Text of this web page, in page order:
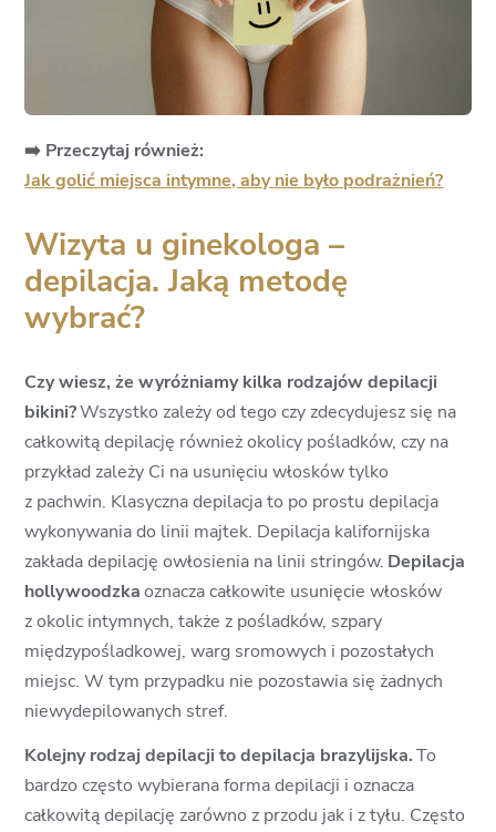
➡️ Przeczytaj również:
Jak golić miejsca intymne, aby nie było podrażnień?
Wizyta u ginekologa –
depilacja. Jaką metodę
wybrać?
Czy wiesz, że wyróżniamy kilka rodzajów depilacji
bikini?Wszystko zależy od tego czy zdecydujesz się na
całkowitą depilację również okolicy pośladków, czy na
przykład zależy Ci na usunięciu włosków tylko
z pachwin. Klasyczna depilacja to po prostu depilacja
wykonywania do linii majtek. Depilacja kalifornijska
zakłada depilację owłosienia na linii stringów. Depilacja
hollywoodzka oznacza całkowite usunięcie włosków
z okolic intymnych, także z pośladków, szpary
międzypośladkowej, warg sromowych i pozostałych
miejsc. W tym przypadku nie pozostawia się żadnych
niewydepilowanych stref.
Kolejny rodzaj depilacji to depilacja brazylijska. To
bardzo często wybierana forma depilacji i oznacza
całkowitą depilację zarówno z przodu jak i z tyłu. Często